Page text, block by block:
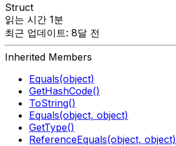
Struct
읽는 시간 1분
최근 업데이트: 8달 전
Inherited Members
Equals(object)
GetHashCode()
ToString()
Equals(object, object)
GetType()
ReferenceEquals(object, object)